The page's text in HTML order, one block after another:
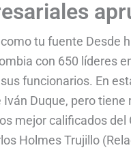
tu fuente Desde
con 650 líderes
funcionarios. En
Duque, pero
mejor calificados
Holmes Trujillo